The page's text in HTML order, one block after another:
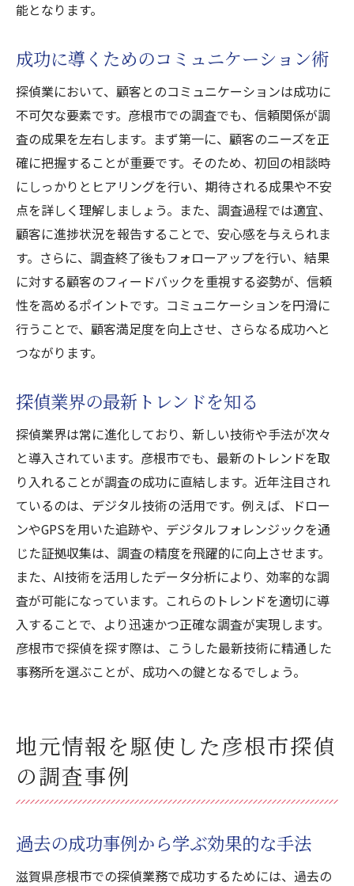
能となります。
成功に導くためのコミュニケーション術
探偵業において、顧客とのコミュニケーションは成功に
不可欠な要素です。彦根市での調査でも、信頼関係が調
査の成果を左右します。まず第一に、顧客のニーズを正
確に把握することが重要です。そのため、初回の相談時
にしっかりとヒアリングを行い、期待される成果や不安
点を詳しく理解しましょう。また、調査過程では適宜、
顧客に進捗状況を報告することで、安心感を与えられま
す。さらに、調査終了後もフォローアップを行い、結果
に対する顧客のフィードバックを重視する姿勢が、信頼
性を高めるポイントです。コミュニケーションを円滑に
行うことで、顧客満足度を向上させ、さらなる成功へと
つながります。
探偵業界の最新トレンドを知る
探偵業界は常に進化しており、新しい技術や手法が次々
と導入されています。彦根市でも、最新のトレンドを取
り入れることが調査の成功に直結します。近年注目され
ているのは、デジタル技術の活用です。例えば、ドロー
ンやGPSを用いた追跡や、デジタルフォレンジックを通
じた証拠収集は、調査の精度を飛躍的に向上させます。
また、AI技術を活用したデータ分析により、効率的な調
査が可能になっています。これらのトレンドを適切に導
入することで、より迅速かつ正確な調査が実現します。
彦根市で探偵を探す際は、こうした最新技術に精通した
事務所を選ぶことが、成功への鍵となるでしょう。
地元情報を駆使した彦根市探偵
の調査事例
過去の成功事例から学ぶ効果的な手法
滋賀県彦根市での探偵業務で成功するためには、過去の